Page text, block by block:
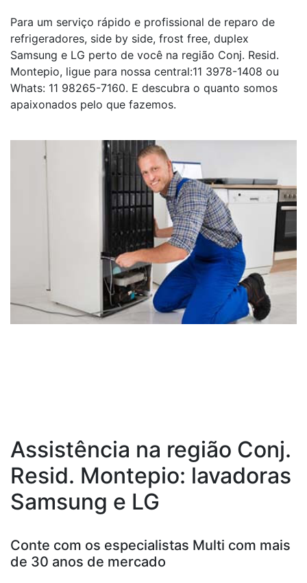
Para um serviço rápido e profissional de reparo de
refrigeradores, side by side, frost free, duplex
Samsung e LG perto de você na região Conj. Resid.
Montepio, ligue para nossa central:11 3978-1408 ou
Whats: 11 98265-7160. E descubra o quanto somos
apaixonados pelo que fazemos.
Assistência na região Conj.
Resid. Montepio: lavadoras
Samsung e LG
Conte com os especialistas Multi com mais
de 30 anos de mercado